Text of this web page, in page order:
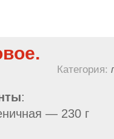
Категория:
:
— 230 г